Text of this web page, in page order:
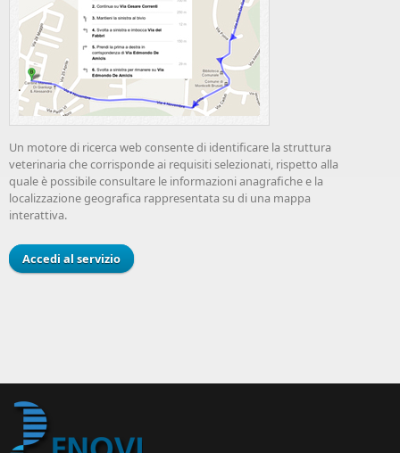
Un motore di ricerca web consente di identificare la struttura
veterinaria che corrisponde ai requisiti selezionati, rispetto alla
quale è possibile consultare le informazioni anagrafiche e la
localizzazione geografica rappresentata su di una mappa
interattiva.
Accedi al servizio